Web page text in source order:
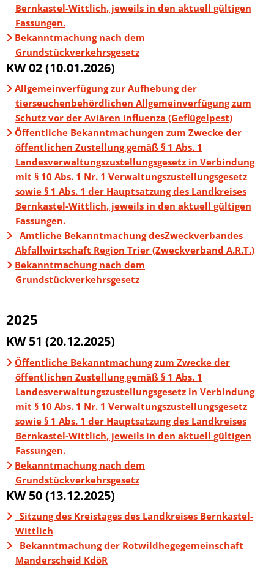
Bernkastel-Wittlich, jeweils in den aktuell gültigen
Fassungen.
Bekanntmachung nach dem
Grundstückverkehrsgesetz
KW 02 (10.01.2026)
Allgemeinverfügung zur Aufhebung der
tierseuchenbehördlichen Allgemeinverfügung zum
Schutz vor der Aviären Influenza (Geflügelpest)
Öffentliche Bekanntmachungen zum Zwecke der
öffentlichen Zustellung gemäß § 1 Abs. 1
Landesverwaltungszustellungsgesetz in Verbindung
mit § 10 Abs. 1 Nr. 1 Verwaltungszustellungsgesetz
sowie § 1 Abs. 1 der Hauptsatzung des Landkreises
Bernkastel-Wittlich, jeweils in den aktuell gültigen
Fassungen.
Amtliche Bekanntmachung desZweckverbandes
Abfallwirtschaft Region Trier (Zweckverband A.R.T.)
Bekanntmachung nach dem
Grundstückverkehrsgesetz
2025
KW 51 (20.12.2025)
Öffentliche Bekanntmachung zum Zwecke der
öffentlichen Zustellung gemäß § 1 Abs. 1
Landesverwaltungszustellungsgesetz in Verbindung
mit § 10 Abs. 1 Nr. 1 Verwaltungszustellungsgesetz
sowie § 1 Abs. 1 der Hauptsatzung des Landkreises
Bernkastel-Wittlich, jeweils in den aktuell gültigen
Fassungen.
Bekanntmachung nach dem
Grundstückverkehrsgesetz
KW 50 (13.12.2025)
Sitzung des Kreistages des Landkreises Bernkastel-
Wittlich
Bekanntmachung der Rotwildhegegemeinschaft
Manderscheid KdöR